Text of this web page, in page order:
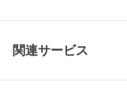
関連サービス